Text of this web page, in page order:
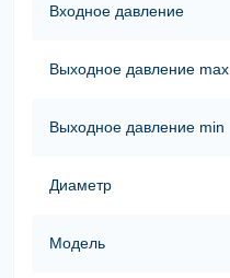
Входное давление
Выходное давление max
Выходное давление min
Диаметр
Модель